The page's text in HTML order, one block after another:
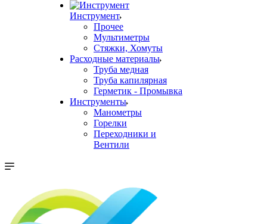
Инструмент
Прочее
Мультиметры
Стяжки, Хомуты
Расходные материалы
Труба медная
Труба капилярная
Герметик - Промывка
Инструменты
Манометры
Горелки
Переходники и
Вентили